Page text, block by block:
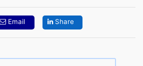
Email Share